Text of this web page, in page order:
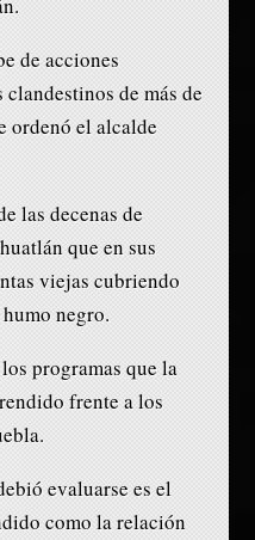
de acciones
de más de
ordenó el alcalde
las decenas de
que en sus
viejas cubriendo
negro.
programas que la
frente a los
evaluarse es el
como la relación